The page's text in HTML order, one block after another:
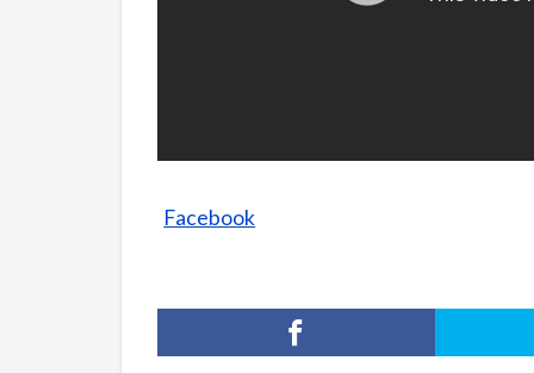
Facebook